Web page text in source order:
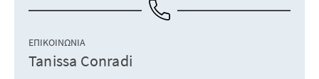
ΕΠΙΚΟΙΝΩΝΊΑ
Tanissa Conradi